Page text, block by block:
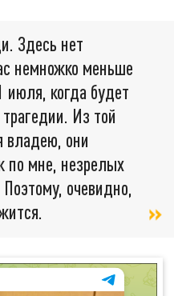
Здесь нет
немножко меньше
июля, когда будет
Из той
владею, они
по мне, незрелых
очевидно,